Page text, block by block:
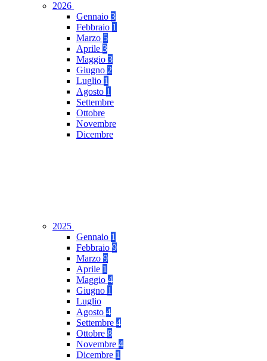
2026
Gennaio 3
Febbraio 1
Marzo 5
Aprile 3
Maggio 3
Giugno 2
Luglio 1
Agosto 1
Settembre
Ottobre
Novembre
Dicembre
2025
Gennaio 1
Febbraio 9
Marzo 9
Aprile 1
Maggio 4
Giugno 1
Luglio
Agosto 4
Settembre 4
Ottobre 8
Novembre 4
Dicembre 1